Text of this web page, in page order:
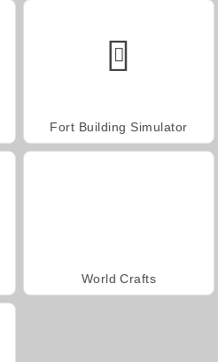
Fort Building Simulator
World Crafts